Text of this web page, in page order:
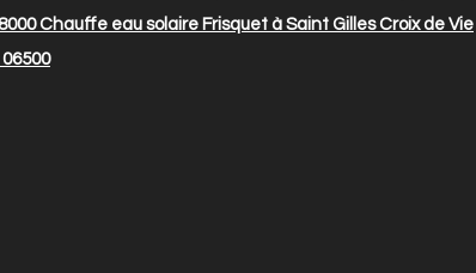
Chauffe eau solaire Frisquet à Saint Gilles Croix de Vie